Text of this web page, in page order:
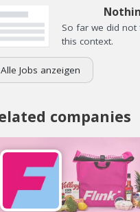
So far we did
this context.
Alle Jobs anzeigen
companies